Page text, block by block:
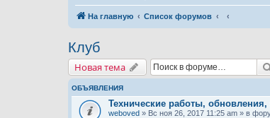
На главную Список форумов
Клуб
Новая тема
ОБЪЯВЛЕНИЯ
Технические работы,
weboved » Вс ноя 26, 2017 11:25 am » в